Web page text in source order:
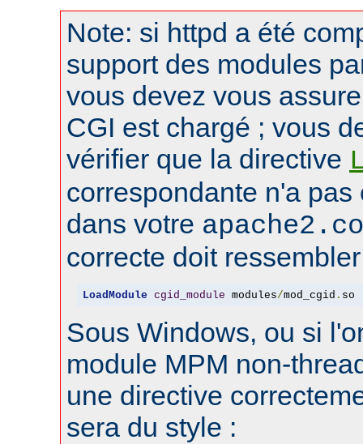
Note: si httpd a été
support des modules
vous devez vous
CGI est chargé ; vous
vérifier que la directive
correspondante n'a pas
dans votre
correcte doit
LoadModule cgid_module modules/mod_cgid . so
Sous Windows, ou si
module MPM non-
une directive
sera du style :